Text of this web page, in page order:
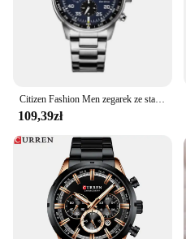
Citizen Fashion Men zegarek ze stali nierdzewnej luksusowy kalendarz zegarek kwarcowy na rękę zegarki biznesowe dla człowieka zegar Montre Homme
109,39zł